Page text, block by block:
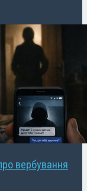
вербування